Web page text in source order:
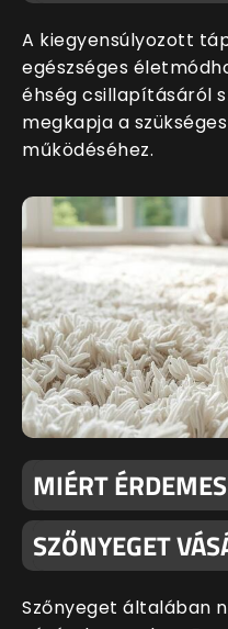
A kiegyensúlyozott
egészséges
éhség csillapításáról
megkapja a
működéséhez.
MIÉRT
SZŐNYEGET
Szőnyeget általában